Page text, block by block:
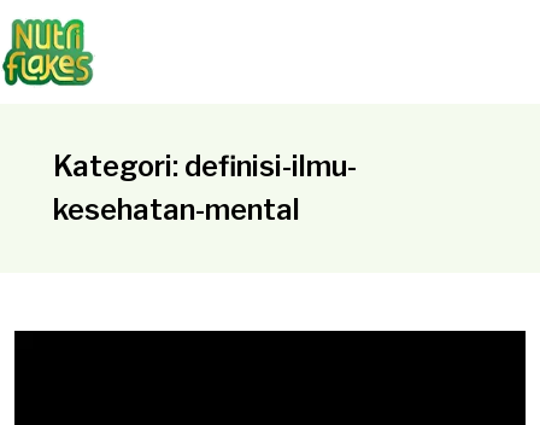
Kategori: definisi-ilmu-
kesehatan-mental